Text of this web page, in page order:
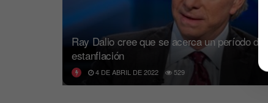
Ray Dalio cree que se acerca un período de
estanflación
4 DE ABRIL DE 2022 529